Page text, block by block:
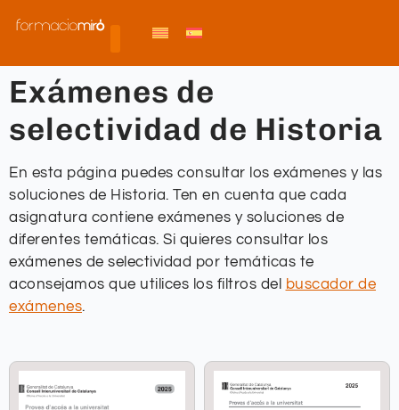
Exámenes de
selectividad de Historia
En esta página puedes consultar los exámenes y las
soluciones de Historia. Ten en cuenta que cada
asignatura contiene exámenes y soluciones de
diferentes temáticas. Si quieres consultar los
exámenes de selectividad por temáticas te
aconsejamos que utilices los filtros del
buscador de
exámenes.